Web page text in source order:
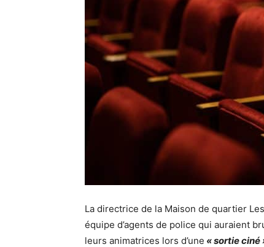
La directrice de la Maison de quartier
équipe d’agents de police qui auraient
leurs animatrices lors d’une « sortie ciné